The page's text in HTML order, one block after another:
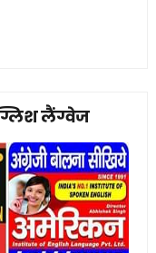
लैंग्वेज